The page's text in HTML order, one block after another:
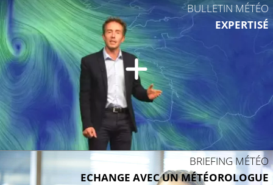
BULLETIN MÉTÉO
EXPERTISÉ
BRIEFING MÉTÉO
ECHANGE AVEC UN MÉTÉOROLOGUE